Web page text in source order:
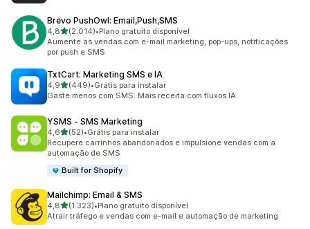
Brevo PushOwl: Email,Push,SMS
4,8de 5 estrelas
(2.014)
2014 avaliações ao todo
•Plano gratuito disponível
Aumente as vendas com e-mail marketing, pop-ups, notificações
por push e SMS
TxtCart: Marketing SMS e IA
4,9de 5 estrelas
(449)
449 avaliações ao todo
•Grátis para instalar
Gaste menos com SMS. Mais receita com fluxos IA.
YSMS ‑ SMS Marketing
4,6de 5 estrelas
(52)
52 avaliações ao todo
•Grátis para instalar
Recupere carrinhos abandonados e impulsione vendas com a
automação de SMS
Built for Shopify
Mailchimp: Email & SMS
4,8de 5 estrelas
(1.323)
1323 avaliações ao todo
•Plano gratuito disponível
Atrair tráfego e vendas com e-mail e automação de marketing